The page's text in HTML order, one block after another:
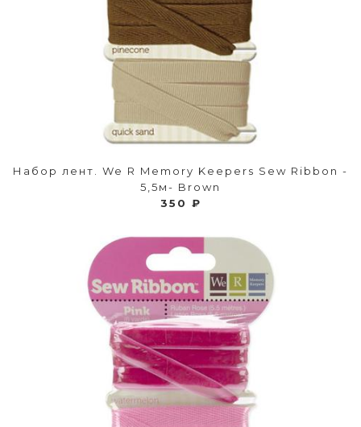
Набор лент. We R Memory Keepers Sew Ribbon -
5,5м- Brown
350 ₽